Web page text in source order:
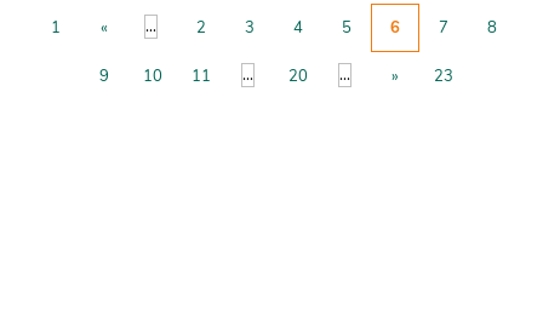
1 « ... 2 3 4 5 6 7 8
9 10 11 ... 20 ... » 23